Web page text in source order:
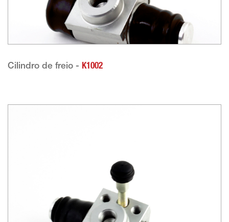
Cilindro de freio - K1002